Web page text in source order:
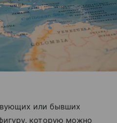
или бывших
которую можно